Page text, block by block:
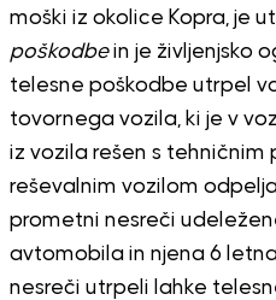
moški iz okolice Kopra, je
poškodbein je življenjsko
telesne poškodbe utrpel
tovornega vozila, ki je v
iz vozila rešen s tehničnim
reševalnim vozilom
prometni nesreči
avtomobila in njena 6
nesreči utrpeli lahke